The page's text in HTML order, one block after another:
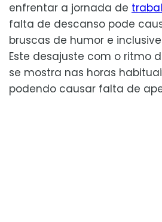
enfrentar a jornada de
falta de descanso pode
bruscas de humor e
Este desajuste com o ritmo
se mostra nas horas
podendo causar falta de